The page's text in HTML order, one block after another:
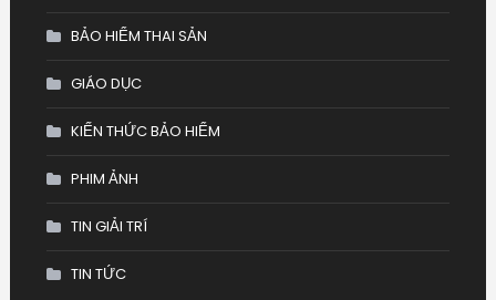
BẢO HIỂM THAI SẢN
GIÁO DỤC
KIẾN THỨC BẢO HIỂM
PHIM ẢNH
TIN GIẢI TRÍ
TIN TỨC